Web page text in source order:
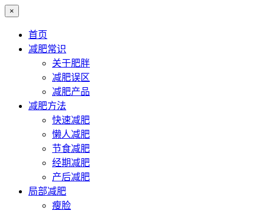
×
首页
减肥常识
关于肥胖
减肥误区
减肥产品
减肥方法
快速减肥
懒人减肥
节食减肥
经期减肥
产后减肥
局部减肥
瘦脸